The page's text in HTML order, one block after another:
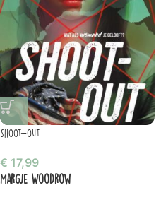
Shoot-out
€ 17,99
Margje Woodrow